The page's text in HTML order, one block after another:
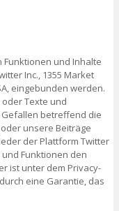
und Inhalte
Inc., 1355 Market
eingebunden werden.
Texte und
betreffend die
unsere Beiträge
der Plattform Twitter
Funktionen den
ist unter dem Privacy-
eine Garantie, das